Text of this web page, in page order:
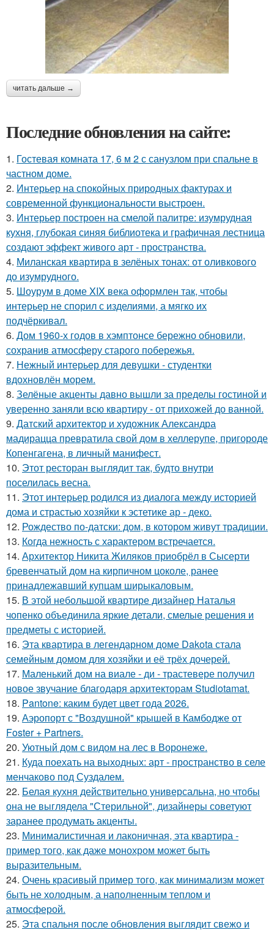
читать дальше →
Последние обновления на сайте:
1. Гостевая комната 17, 6 м 2 с санузлом при спальне в
частном доме.
2. Интерьер на спокойных природных фактурах и
современной функциональности выстроен.
3. Интерьер построен на смелой палитре: изумрудная
кухня, глубокая синяя библиотека и графичная лестница
создают эффект живого арт - пространства.
4. Миланская квартира в зелёных тонах: от оливкового
до изумрудного.
5. Шоурум в доме XIX века оформлен так, чтобы
интерьер не спорил с изделиями, а мягко их
подчёркивал.
6. Дом 1960-х годов в хэмптонсе бережно обновили,
сохранив атмосферу старого побережья.
7. Нежный интерьер для девушки - студентки
вдохновлён морем.
8. Зелёные акценты давно вышли за пределы гостиной и
уверенно заняли всю квартиру - от прихожей до ванной.
9. Датский архитектор и художник Александра
мадирацца превратила свой дом в хеллерупе, пригороде
Копенгагена, в личный манифест.
10. Этот ресторан выглядит так, будто внутри
поселилась весна.
11. Этот интерьер родился из диалога между историей
дома и страстью хозяйки к эстетике ар - деко.
12. Рождество по-датски: дом, в котором живут традиции.
13. Когда нежность с характером встречается.
14. Архитектор Никита Жиляков приобрёл в Сысерти
бревенчатый дом на кирпичном цоколе, ранее
принадлежавший купцам ширыкаловым.
15. В этой небольшой квартире дизайнер Наталья
чопенко объединила яркие детали, смелые решения и
предметы с историей.
16. Эта квартира в легендарном доме Dakota стала
семейным домом для хозяйки и её трёх дочерей.
17. Маленький дом на виале - ди - трастевере получил
новое звучание благодаря архитекторам Studiotamat.
18. Pantone: каким будет цвет года 2026.
19. Аэропорт с "Воздушной" крышей в Камбодже от
Foster + Partners.
20. Уютный дом с видом на лес в Воронеже.
21. Куда поехать на выходных: арт - пространство в селе
менчаково под Суздалем.
22. Белая кухня действительно универсальна, но чтобы
она не выглядела "Стерильной", дизайнеры советуют
заранее продумать акценты.
23. Минималистичная и лаконичная, эта квартира -
пример того, как даже монохром может быть
выразительным.
24. Очень красивый пример того, как минимализм может
быть не холодным, а наполненным теплом и
атмосферой.
25. Эта спальня после обновления выглядит свежо и